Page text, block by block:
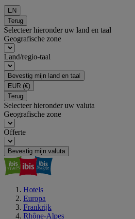
EN
Terug
Selecteer hieronder uw land en taal
Geografische zone
Land/regio-taal
Bevestig mijn land en taal
EUR (€)
Terug
Selecteer hieronder uw valuta
Geografische zone
Offerte
Bevestig mijn valuta
Hotels
Europa
Frankrijk
Rhône-Alpes